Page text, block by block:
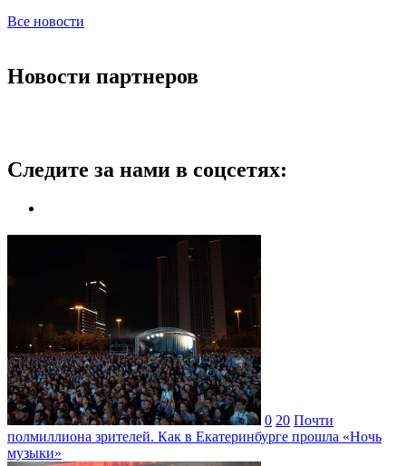
Все новости
Новости партнеров
Следите за нами в соцсетях:
0 20 Почти
полмиллиона зрителей. Как в Екатеринбурге прошла «Ночь
музыки»